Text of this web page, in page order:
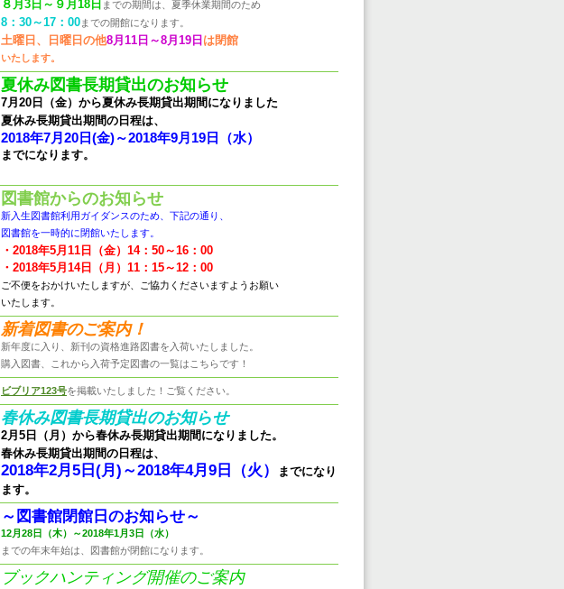
８月3日～９月18日 までの期間は、夏季休業期間のため
8：30～17：00までの開館になります。
土曜日、日曜日の他8月11日～8月19日 は閉館
いたします。
夏休み図書長期貸出のお知らせ
7月20日（金）から夏休み長期貸出期間になりました
夏休み長期貸出期間の日程は、
2018年7月20日(金)～2018年9月19日（水）
までになります。
図書館からのお知らせ
新入生図書館利用ガイダンスのため、下記の通り、
図書館を一時的に閉館いたします。
・2018年5月11日（金）14：50～16：00
・2018年5月14日（月）11：15～12：00
ご不便をおかけいたしますが、ご協力くださいますようお願い
いたします。
新着図書のご案内！
新年度に入り、新刊の資格進路図書を入荷いたしました。
購入図書、これから入荷予定図書の一覧はこちらです！
ビブリア123号を掲載いたしました！ご覧ください。
春休み図書長期貸出のお知らせ
2月5日（月）から春休み長期貸出期間になりました。
春休み長期貸出期間の日程は、
2018年2月5日(月)～2018年4月9日（火）
までになり
ます。
～図書館閉館日のお知らせ～
12月28日（木）～2018年1月3日（水）
までの年末年始は、図書館が閉館になります。
ブックハンティング開催のご案内